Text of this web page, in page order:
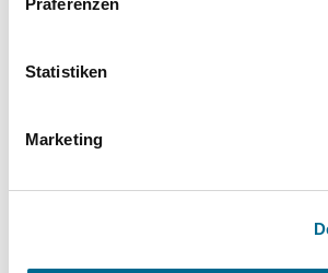
Präferenzen
Statistiken
Marketing
Schnelle Verfügbarkeit
Flexible Laufzeiten ✔